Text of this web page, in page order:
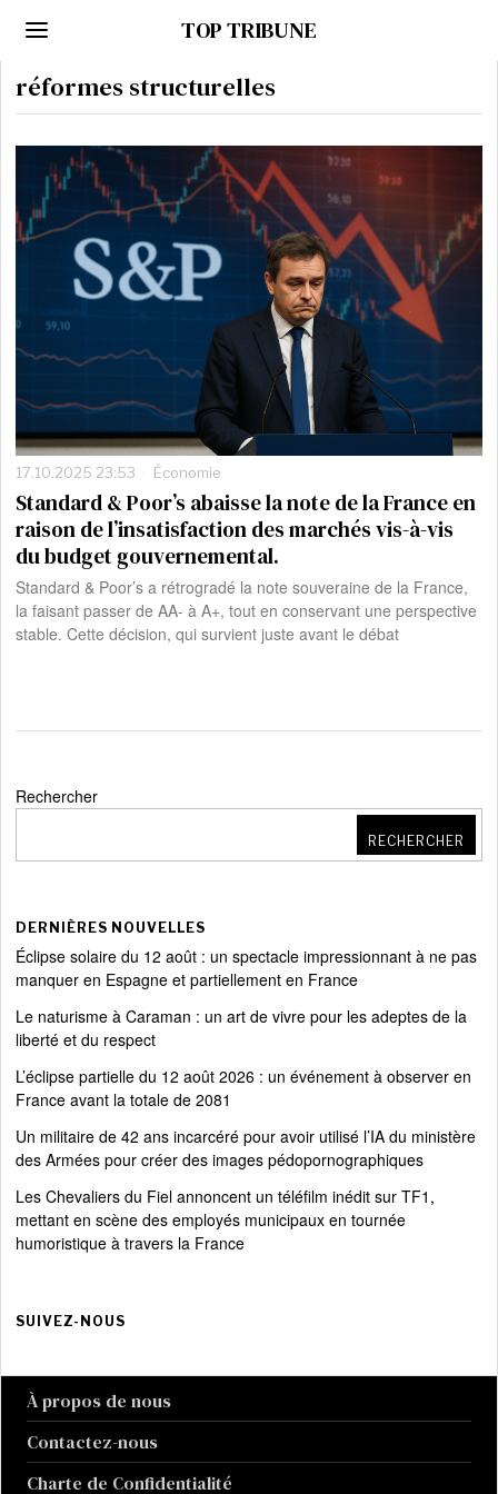
TOP TRIBUNE
réformes structurelles
17.10.2025 23:53 Économie
Standard & Poor’s abaisse la note de la France en
raison de l’insatisfaction des marchés vis-à-vis
du budget gouvernemental.
Standard & Poor’s a rétrogradé la note souveraine de la France,
la faisant passer de AA- à A+, tout en conservant une perspective
stable. Cette décision, qui survient juste avant le débat
Rechercher
RECHERCHER
DERNIÈRES NOUVELLES
Éclipse solaire du 12 août : un spectacle impressionnant à ne pas
manquer en Espagne et partiellement en France
Le naturisme à Caraman : un art de vivre pour les adeptes de la
liberté et du respect
L’éclipse partielle du 12 août 2026 : un événement à observer en
France avant la totale de 2081
Un militaire de 42 ans incarcéré pour avoir utilisé l’IA du ministère
des Armées pour créer des images pédopornographiques
Les Chevaliers du Fiel annoncent un téléfilm inédit sur TF1,
mettant en scène des employés municipaux en tournée
humoristique à travers la France
SUIVEZ-NOUS
À propos de nous
Contactez-nous
Charte de Confidentialité